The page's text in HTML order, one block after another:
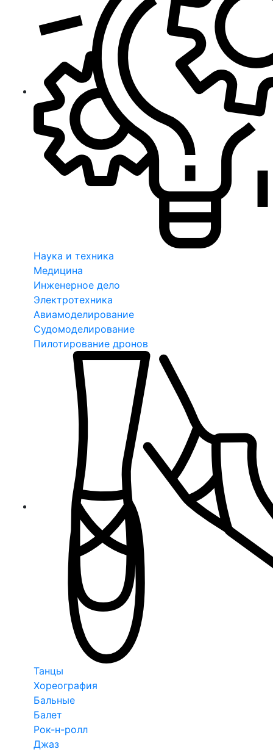
Наука и техника
Медицина
Инженерное дело
Электротехника
Авиамоделирование
Судомоделирование
Пилотирование дронов
Танцы
Хореография
Бальные
Балет
Рок-н-ролл
Джаз